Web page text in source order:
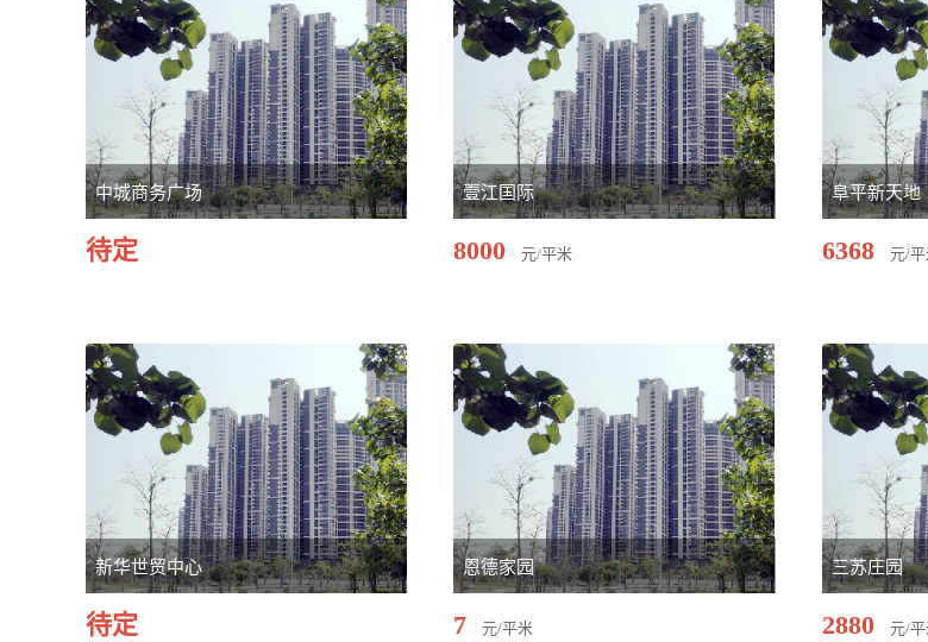
中城商务广场
待定
壹江国际
8000 元/平米
阜平新天地
6368 元/
新华世贸中心
待定
恩德家园
7 元/平米
三苏庄园
2880 元/